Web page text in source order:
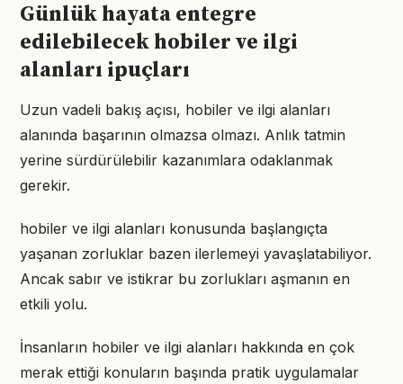
Günlük hayata entegre
edilebilecek hobiler ve ilgi
alanları ipuçları
Uzun vadeli bakış açısı, hobiler ve ilgi alanları
alanında başarının olmazsa olmazı. Anlık tatmin
yerine sürdürülebilir kazanımlara odaklanmak
gerekir.
hobiler ve ilgi alanları konusunda başlangıçta
yaşanan zorluklar bazen ilerlemeyi yavaşlatabiliyor.
Ancak sabır ve istikrar bu zorlukları aşmanın en
etkili yolu.
İnsanların hobiler ve ilgi alanları hakkında en çok
merak ettiği konuların başında pratik uygulamalar